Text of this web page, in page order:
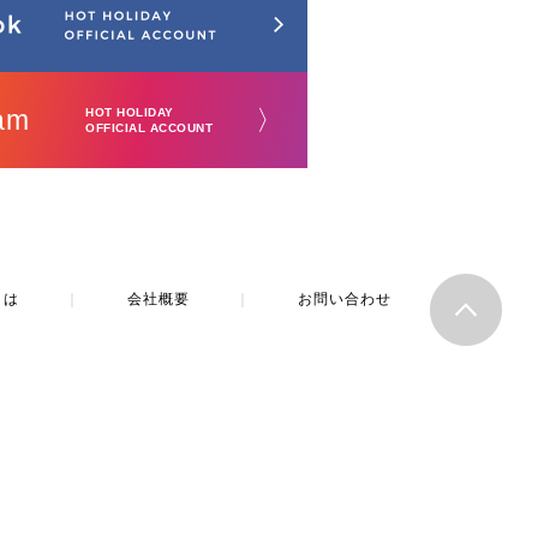
HOT HOLIDAY
OFFICIAL ACCOUNT
〉
会社概要 お問い合わせ